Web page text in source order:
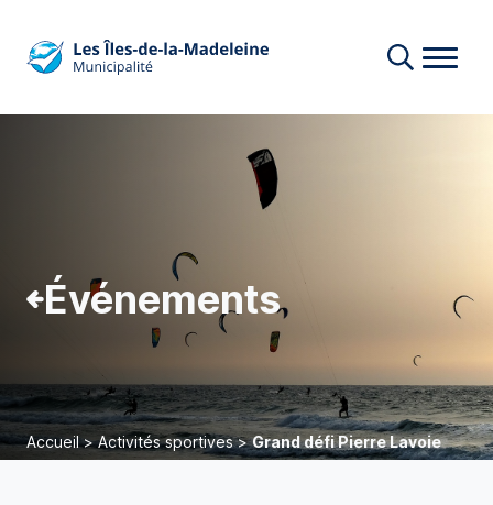
Événements
Accueil>Activités sportives>Grand défi Pierre Lavoie